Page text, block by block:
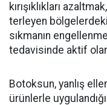
kırışıklıkları
terleyen
sıkmanın
tedavisinde aktif
Botoksun, yanlış
ürünlerle